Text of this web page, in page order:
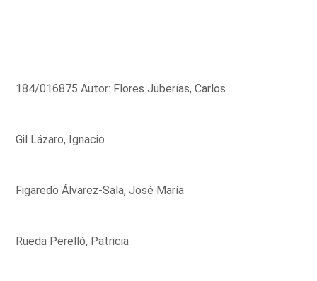
184/016875 Autor: Flores Juberías, Carlos
Gil Lázaro, Ignacio
Figaredo Álvarez-Sala, José María
Rueda Perelló, Patricia